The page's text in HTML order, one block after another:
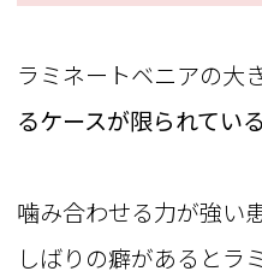
ラミネートベニアの大
るケースが限られている
噛み合わせる力が強い
しばりの癖があるとラ